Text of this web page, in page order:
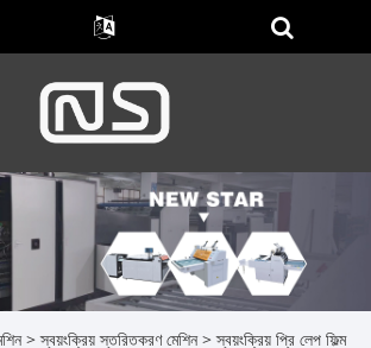
>স্বয়ংক্রিয় স্তরিতকরণ মেশিন> স্বয়ংক্রিয় প্রি লেপ ফিল্ম